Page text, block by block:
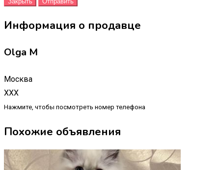
Информация о продавце
Olga M
Москва
XXX
Нажмите, чтобы посмотреть номер телефона
Похожие объявления